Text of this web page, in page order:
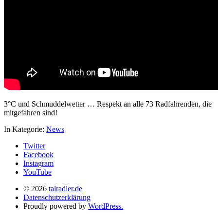
3°C und Schmuddelwetter … Respekt an alle 73 Radfahrenden, die
mitgefahren sind!
In Kategorie: News
Twitter
Facebook
Instagram
YouTube
© 2026 talradler.de
Datenschutzerklärung
Proudly powered by WordPress.